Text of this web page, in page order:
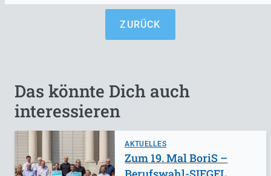
ZURÜCK
Das könnte Dich auch
interessieren
AKTUELLES
Zum 19. Mal BoriS –